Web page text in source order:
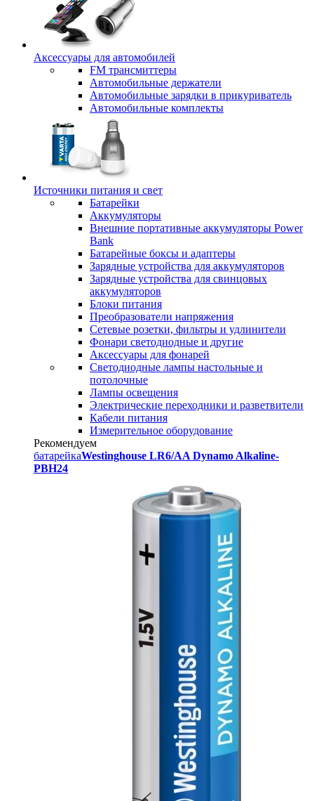
Аксессуары для автомобилей
FM трансмиттеры
Автомобильные держатели
Автомобильные зарядки в прикуриватель
Автомобильные комплекты
Источники питания и свет
Батарейки
Аккумуляторы
Внешние портативные аккумуляторы Power
Bank
Батарейные боксы и адаптеры
Зарядные устройства для аккумуляторов
Зарядные устройства для свинцовых
аккумуляторов
Блоки питания
Преобразователи напряжения
Сетевые розетки, фильтры и удлинители
Фонари светодиодные и другие
Аксессуары для фонарей
Светодиодные лампы настольные и
потолочные
Лампы освещения
Электрические переходники и разветвители
Кабели питания
Измерительное оборудование
Рекомендуем
батарейкаWestinghouse LR6/AA Dynamo Alkaline-
PBH24